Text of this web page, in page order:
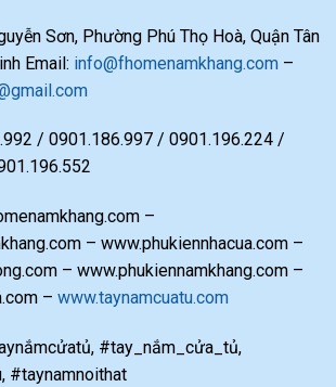
Sơn, Phường Phú Thọ Hoà, Quận Tân
Email: info@fhomenamkhang.com –
/ 0901.186.997 / 0901.196.224 /
–
– www.phukiennhacua.com –
– www.phukiennamkhang.com –
– www.taynamcuatu.com
#tay_nắm_cửa_tủ,
#taynamnoithat